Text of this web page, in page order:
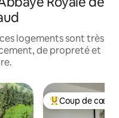
logements sont très
de propreté et
appréciés Coups de cœur
Coup de cœur